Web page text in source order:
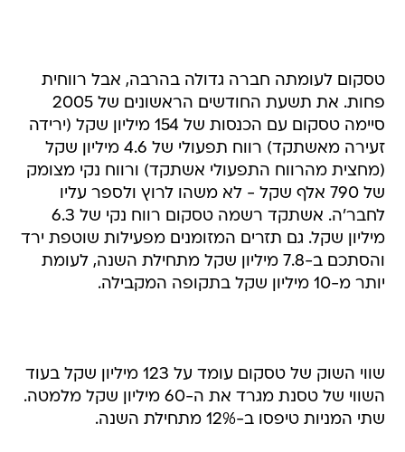
טסקום לעומתה חברה גדולה בהרבה, אבל רווחית
פחות. את תשעת החודשים הראשונים של 2005
סיימה טסקום עם הכנסות של 154 מיליון שקל (ירידה
זעירה מאשתקד) רווח תפעולי של 4.6 מיליון שקל
(מחצית מהרווח התפעולי אשתקד) ורווח נקי מצומק
של 790 אלף שקל - לא משהו לרוץ ולספר עליו
לחבר'ה. אשתקד רשמה טסקום רווח נקי של 6.3
מיליון שקל. גם תזרים המזומנים מפעילות שוטפת ירד
והסתכם ב-7.8 מיליון שקל מתחילת השנה, לעומת
יותר מ-10 מיליון שקל בתקופה המקבילה.
שווי השוק של טסקום עומד על 123 מיליון שקל בעוד
השווי של טסנת מגרד את ה-60 מיליון שקל מלמטה.
שתי המניות טיפסו ב-12% מתחילת השנה.